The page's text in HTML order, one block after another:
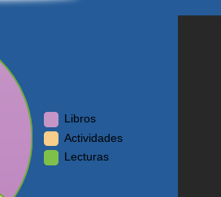
Libros
Actividades
Lecturas